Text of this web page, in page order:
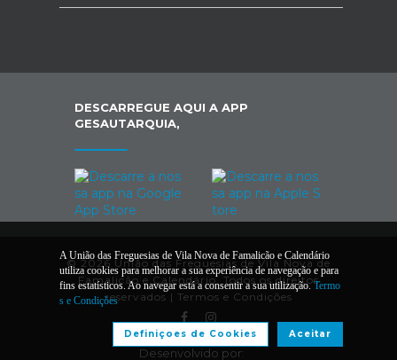
DESCARREGUE AQUI A APP
GESAUTARQUIA,
© 2026 União das Freguesias de Vila Nova de
Famalicão e Calendário. Todos os direitos
reservados | Termos e Condições
Desenvolvido por:
A União das Freguesias de Vila Nova de Famalicão e Calendário
utiliza cookies para melhorar a sua experiência de navegação e para
fins estatísticos. Ao navegar está a consentir a sua utilização.Termo
s e Condições
Aceitar
Definiçoes de Cookies